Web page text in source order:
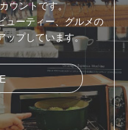
ウントです。
ューティー、グルメの
ップしています。